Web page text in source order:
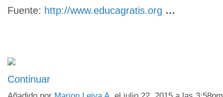
Fuente: http://www.educagratis.org …
Continuar